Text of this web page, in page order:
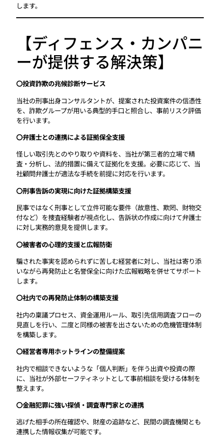
します。
【ディフェンス・カンパニ
ーが提供する解決策】
〇投資詐欺の兆候診断サービス
当社の刑事出身コンサルタントが、提案された投資案件の信憑性
を、詐欺グループが用いる典型的手口と照合し、事前リスク評価
を行います。
〇弁護士との連携による証拠保全支援
怪しい取引先とのやり取りや資料を、当社が第三者的立場で精
査・分析し、法的措置に備えて証拠化を支援。必要に応じて、当
社顧問弁護士が適法な手続を前提に対応を行います。
〇刑事告訴の実現に向けた証拠構築支援
民事ではなく刑事として立件可能な要件（故意性、欺罔、財物交
付など）を捜査経験者が視点化し、告訴状の作成に向けて弁護士
に対し実務的意見を提供します。
〇被害者の心理的支援と広報防衛
騙された事実を認められずに苦しむ経営者に対し、当社は寄り添
いながら再発防止と名誉保全に向けた広報戦略を併せてサポート
します。
〇社内での再発防止体制の構築支援
社内の稟議プロセス、資金運用ルール、取引先信用調査フローの
見直しを行い、二度と同様の被害を出さないための危機管理体制
を構築します。
〇経営者専用ホットラインの整備提案
社内で相談できないような「個人判断」を伴う出資や投資の際
に、当社が外部セーフティネットとして事前相談を受ける体制を
整えます。
〇金融犯罪に強い探偵・調査専門家との連携
逃げた相手の所在確認や、財産の追跡など、民間の調査機関とも
連携した情報収集が可能です。